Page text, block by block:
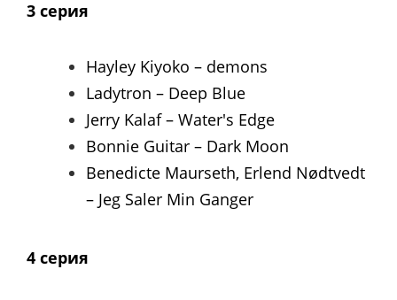
3 серия
Hayley Kiyoko – demons
Ladytron – Deep Blue
Jerry Kalaf – Water's Edge
Bonnie Guitar – Dark Moon
Benedicte Maurseth, Erlend Nødtvedt
– Jeg Saler Min Ganger
4 серия